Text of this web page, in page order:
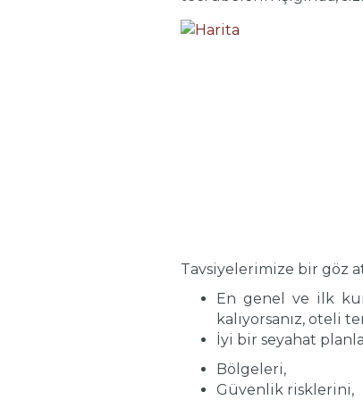
Tavsiyelerimize bir göz
En genel ve ilk
kalıyorsanız, oteli
İyi bir seyahat
Bölgeleri,
Güvenlik risklerini,